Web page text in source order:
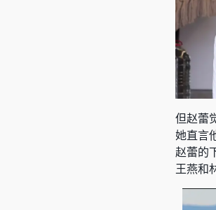
但赵蕾
她直言
赵蕾的
王燕和